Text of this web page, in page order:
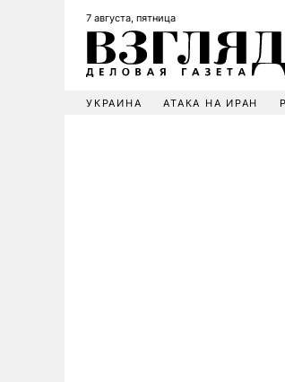
7 августа, пятница
УКРАИНА АТАКА НА ИРАН